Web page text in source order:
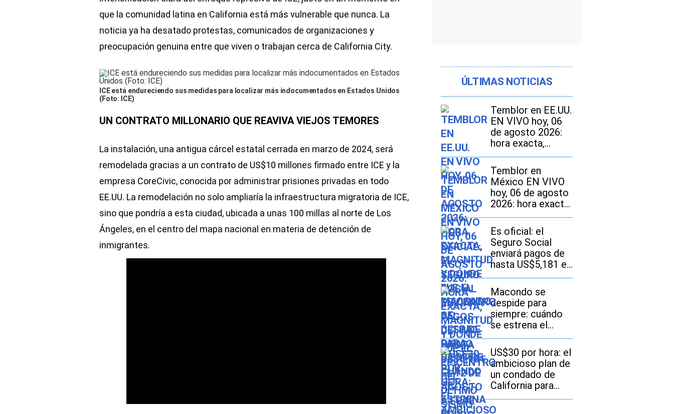
que la comunidad latina en California está más vulnerable que nunca. La
noticia ya ha desatado protestas, comunicados de organizaciones y
preocupación genuina entre que viven o trabajan cerca de California City.
ICE está endureciendo sus medidas para localizar más indocumentados en Estados Unidos
(Foto: ICE)
UN CONTRATO MILLONARIO QUE REAVIVA VIEJOS TEMORES
La instalación, una antigua cárcel estatal cerrada en marzo de 2024, será
remodelada gracias a un contrato de US$10 millones firmado entre ICE y la
empresa CoreCivic, conocida por administrar prisiones privadas en todo
EE.UU. La remodelación no solo ampliaría la infraestructura migratoria de ICE,
sino que pondría a esta ciudad, ubicada a unas 100 millas al norte de Los
Ángeles, en el centro del mapa nacional en materia de detención de
inmigrantes.
ÚLTIMAS NOTICIAS
Temblor en EE.UU.
EN VIVO hoy, 06
de agosto 2026:
hora exacta,
magnitud y dónde
fue el epicentro
del último sismo
Temblor en
México EN VIVO
hoy, 06 de agosto
2026: hora exacta,
magnitud y dónde
fue el epicentro
del último sismo
Es oficial: el
Seguro Social
enviará pagos de
hasta US$5,181 el
12 de agosto a
este grupo de
ciudadanos
Macondo se
despide para
siempre: cuándo
se estrena el
episodio final de la
serie “Cien años
de soledad” en
Netflix
US$30 por hora: el
ambicioso plan de
un condado de
California para
tener el salario
mínimo más alto